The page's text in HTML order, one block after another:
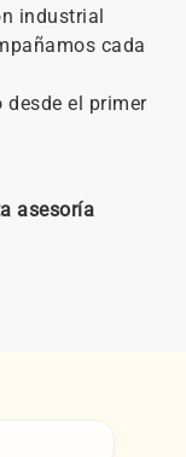
industrial
cada
el primer
asesoría